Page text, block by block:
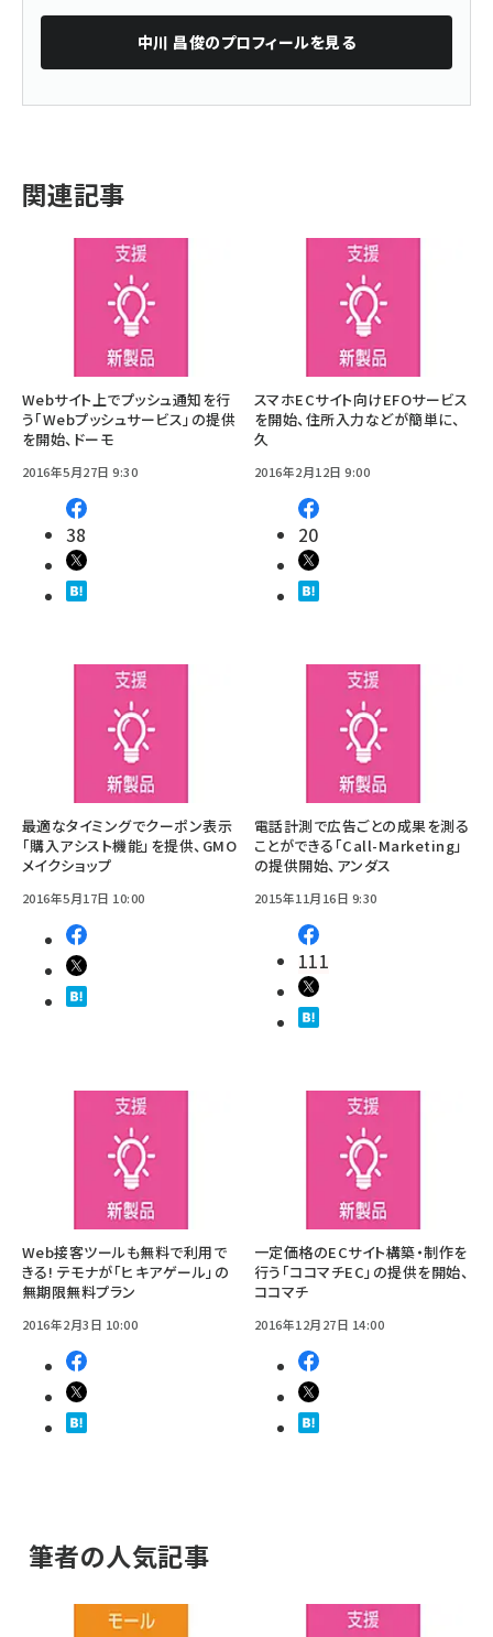
中川 昌俊のプロフィールを見る
関連記事
Webサイト上でプッシュ通知を行
う「Webプッシュサービス」の提供
を開始、ドーモ
2016年5月27日 9:30
38
スマホECサイト向けEFOサービス
を開始、住所入力などが簡単に、
久
2016年2月12日 9:00
20
最適なタイミングでクーポン表示
「購入アシスト機能」を提供、GMO
メイクショップ
2016年5月17日 10:00
電話計測で広告ごとの成果を測る
ことができる「Call-Marketing」
の提供開始、アンダス
2015年11月16日 9:30
111
Web接客ツールも無料で利用で
きる! テモナが「ヒキアゲール」の
無期限無料プラン
2016年2月3日 10:00
一定価格のECサイト構築・制作を
行う「ココマチEC」の提供を開始、
ココマチ
2016年12月27日 14:00
筆者の人気記事